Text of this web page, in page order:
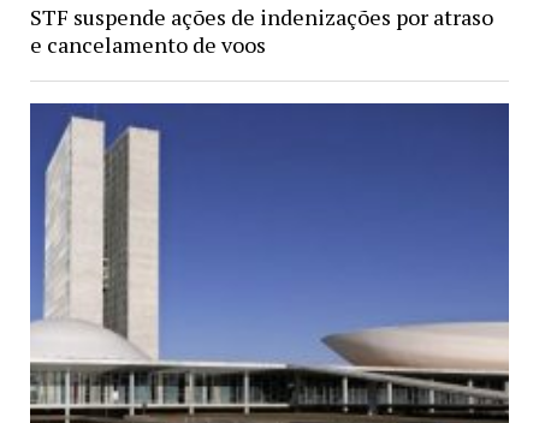
STF suspende ações de indenizações por atraso
e cancelamento de voos